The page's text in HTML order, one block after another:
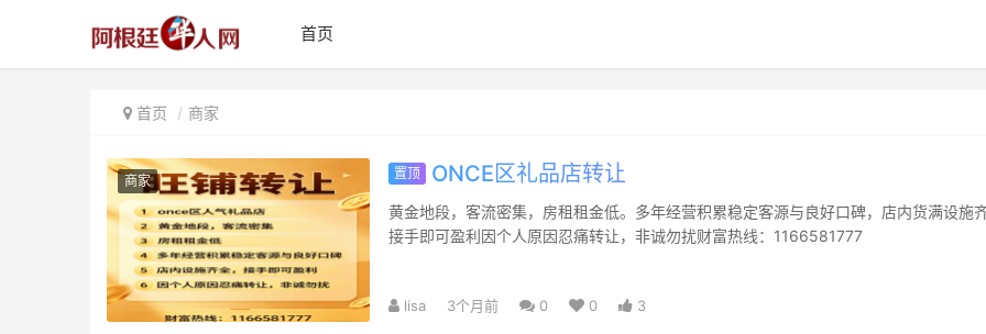
首页
首页 商家
商家 置顶 ONCE区礼品店转让
黄金地段，客流密集，房租租金低。多年经营积累稳定客源与良好口碑，店内货满设施齐
接手即可盈利因个人原因忍痛转让，非诚勿扰财富热线：1166581777
lisa 3个月前 0 0 3